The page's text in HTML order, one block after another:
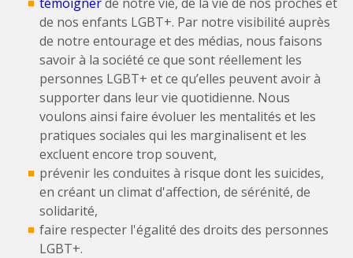
de nos enfants LGBT+. Par notre visibilité auprès
de notre entourage et des médias, nous faisons
savoir à la société ce que sont réellement les
personnes LGBT+ et ce qu’elles peuvent avoir à
supporter dans leur vie quotidienne. Nous
voulons ainsi faire évoluer les mentalités et les
pratiques sociales qui les marginalisent et les
excluent encore trop souvent,
prévenir les conduites à risque dont les suicides,
en créant un climat d'affection, de sérénité, de
solidarité,
faire respecter l'égalité des droits des personnes
LGBT+.